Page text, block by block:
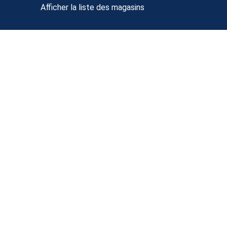
Afficher la liste des magasins